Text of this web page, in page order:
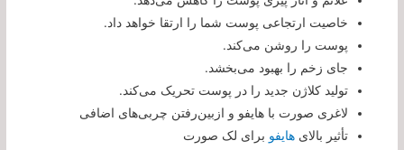
خاصیت ارتجاعی پوست شما را ارتقا خواهد داد.
پوست را روشن می‌کند.
جای زخم را بهبود می‌بخشد.
تولید کلاژن جدید را در پوست تحریک می‌کند.
لاغری صورت با هایفو و ازبین‌رفتن چربی‌های اضافی
تأثیر بالایهایفو برای لک صورت